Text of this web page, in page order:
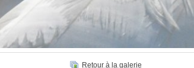
Retour à la galerie